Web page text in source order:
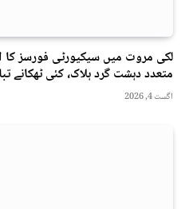
لکی مروت میں سیکیورٹی فورسز کا
متعدد دہشت گرد ہلاک، کئی ٹھکانے
اگست 4, 2026